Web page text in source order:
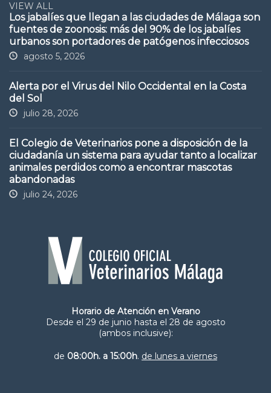
VIEW ALL
Los jabalíes que llegan a las ciudades de Málaga son
fuentes de zoonosis: más del 90% de los jabalíes
urbanos son portadores de patógenos infecciosos
agosto 5, 2026
Alerta por el Virus del Nilo Occidental en la Costa
del Sol
julio 28, 2026
El Colegio de Veterinarios pone a disposición de la
ciudadanía un sistema para ayudar tanto a localizar
animales perdidos como a encontrar mascotas
abandonadas
julio 24, 2026
Horario de Atención en Verano
Desde el 29 de junio hasta el 28 de agosto
(ambos inclusive):
de 08:00h. a 15:00h. de lunes a viernes